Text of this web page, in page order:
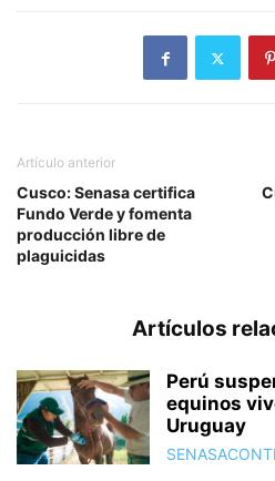
Artículo anterior
Cusco: Senasa certifica
Fundo Verde y fomenta
producción libre de
plaguicidas
Artículos
Perú
equinos
Uruguay